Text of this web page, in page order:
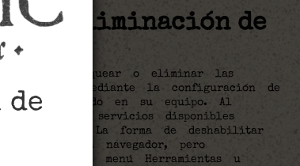
y eliminación de
permitir, bloquear o eliminar las
tu equipo mediante la configuración de
instalado en su equipo. Al
de los servicios disponibles
operativos. La forma de deshabilitar
para cada navegador, pero
desde el menú Herramientas u